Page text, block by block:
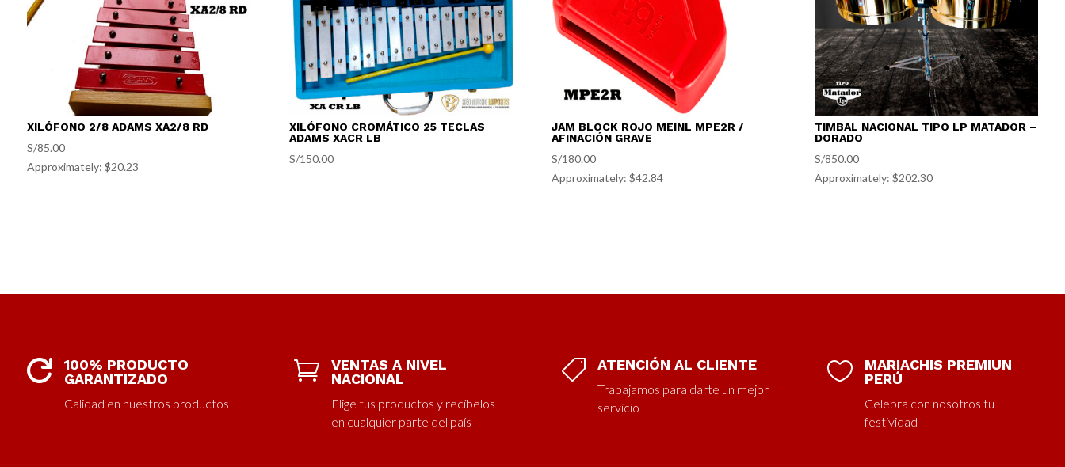
XILÓFONO 2/8 ADAMS XA2/8 RD
S/85.00
Approximately: $20.23
XILÓFONO CROMÁTICO 25 TECLAS
ADAMS XACR LB
S/150.00
JAM BLOCK ROJO MEINL MPE2R /
AFINACIÓN GRAVE
S/180.00
Approximately: $42.84
TIMBAL NACIONAL TIPO LP MATADOR –
DORADO
S/850.00
Approximately: $202.30

100% PRODUCTO
GARANTIZADO
Calidad en nuestros productos

VENTAS A NIVEL
NACIONAL
Elige tus productos y recíbelos
en cualquier parte del país
 ATENCIÓN AL CLIENTE
Trabajamos para darte un mejor
servicio

MARIACHIS PREMIUN
PERÚ
Celebra con nosotros tu
festividad